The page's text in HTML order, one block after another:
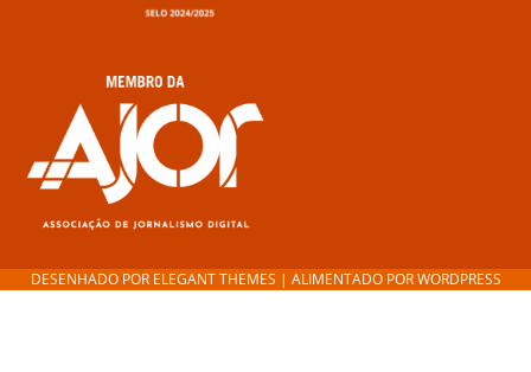
DESENHADO POR ELEGANT THEMES | ALIMENTADO PORWORDPRESS